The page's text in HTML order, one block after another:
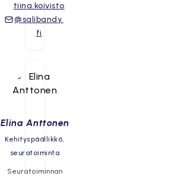
tiina.koivisto
@salibandy.
fi
Elina Anttonen
Kehityspäällikkö,
seuratoiminta
Seuratoiminnan